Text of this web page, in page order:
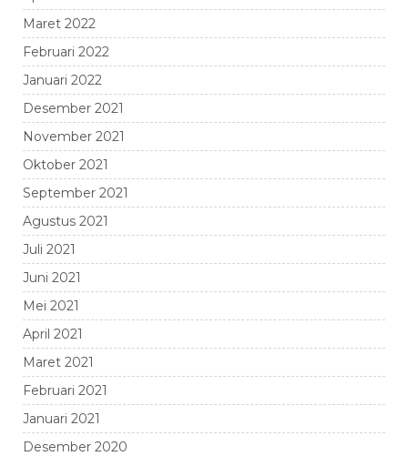
Maret 2022
Februari 2022
Januari 2022
Desember 2021
November 2021
Oktober 2021
September 2021
Agustus 2021
Juli 2021
Juni 2021
Mei 2021
April 2021
Maret 2021
Februari 2021
Januari 2021
Desember 2020